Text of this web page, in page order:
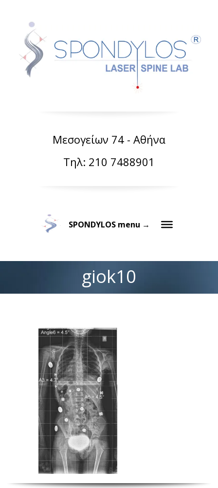
Μεσογείων 74 - Αθήνα
Τηλ: 210 7488901
SPONDYLOS menu →
giok10